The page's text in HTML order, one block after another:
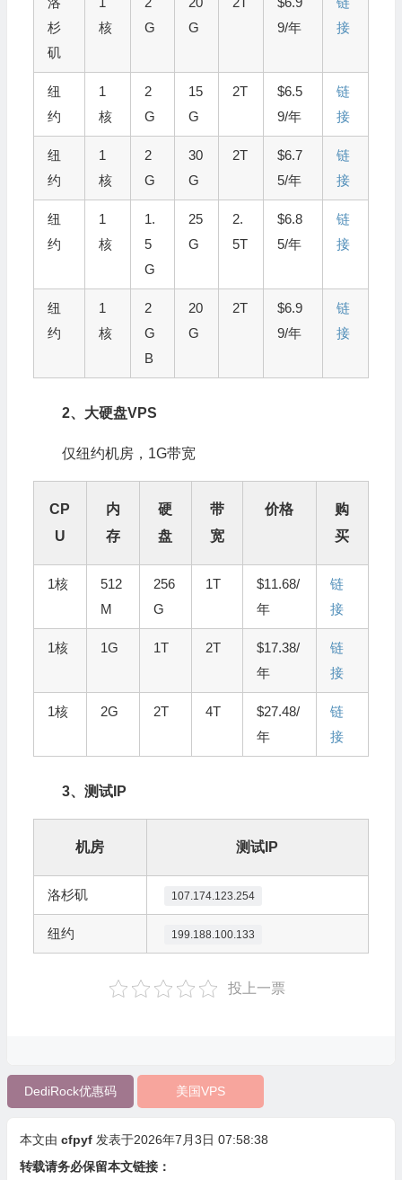
杉
矶
核
G
G
9/年
接
纽
约
1
核
2
G
15
G
2T
$6.5
9/年
链
接
纽
约
1
核
2
G
30
G
2T
$6.7
5/年
链
接
纽
约
1
核
1.
5
G
25
G
2.
5T
$6.8
5/年
链
接
纽
约
1
核
2
G
B
20
G
2T
$6.9
9/年
链
接
2、大硬盘VPS
仅纽约机房，1G带宽
CP
U
内
存
硬
盘
带
宽
价格
购
买
1核
512
M
256
G
1T
$11.68/
年
链
接
1核 1G 1T 2T
$17.38/
年
链
接
1核 2G 2T 4T
$27.48/
年
链
接
3、测试IP
机房 测试IP
洛杉矶 107.174.123.254
纽约 199.188.100.133
投上一票
DediRock优惠码 美国VPS
本文由 cfpyf 发表于2026年7月3日 07:58:38
转载请务必保留本文链接：